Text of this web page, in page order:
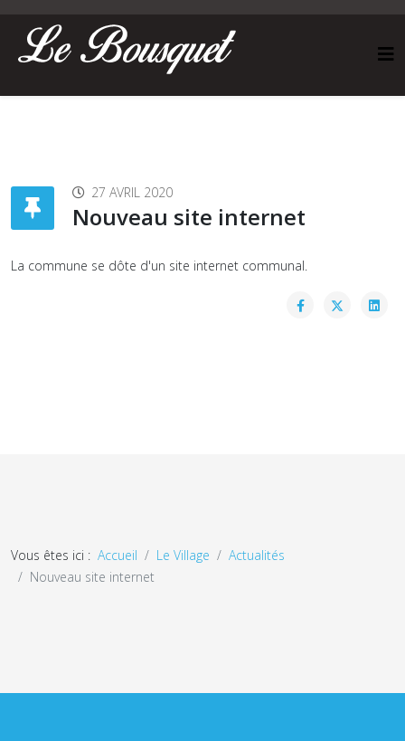
27 AVRIL 2020
Nouveau site internet
La commune se dôte d'un site internet communal.
Vous êtes ici : Accueil Le Village
Actualités
Nouveau site internet